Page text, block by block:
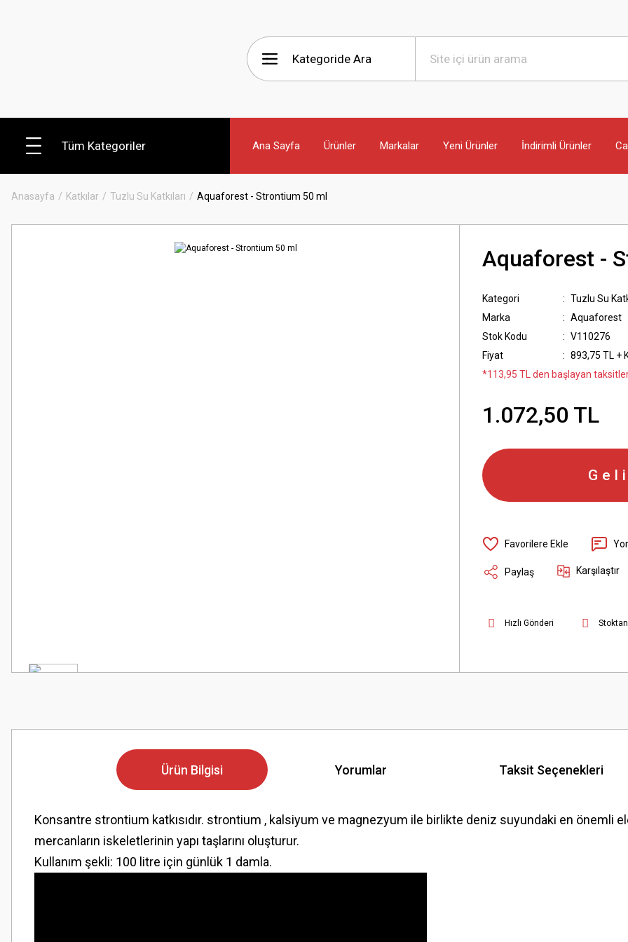
Tüm Kategoriler Ana Sayfa Ürünler Markalar Yeni Ürünler İndirimli Ürünler
Anasayfa Katkılar Tuzlu Su Katkıları Aquaforest - Strontium 50 ml
Aquaforest -
Kategori
Tuzlu Su
Marka
Aquaforest
Stok Kodu
V110276
Fiyat
893,75 TL +
*113,95 TL den başlayan
1.072,50 TL
Paylaş Karşılaştır
Hızlı Gönderi
Ürün Bilgisi Yorumlar Taksit Seçenekleri
Konsantre strontium katkısıdır. strontium , kalsiyum ve magnezyum ile birlikte deniz suyundaki en önemli
mercanların iskeletlerinin yapı taşlarını oluşturur.
Kullanım şekli: 100 litre için günlük 1 damla.